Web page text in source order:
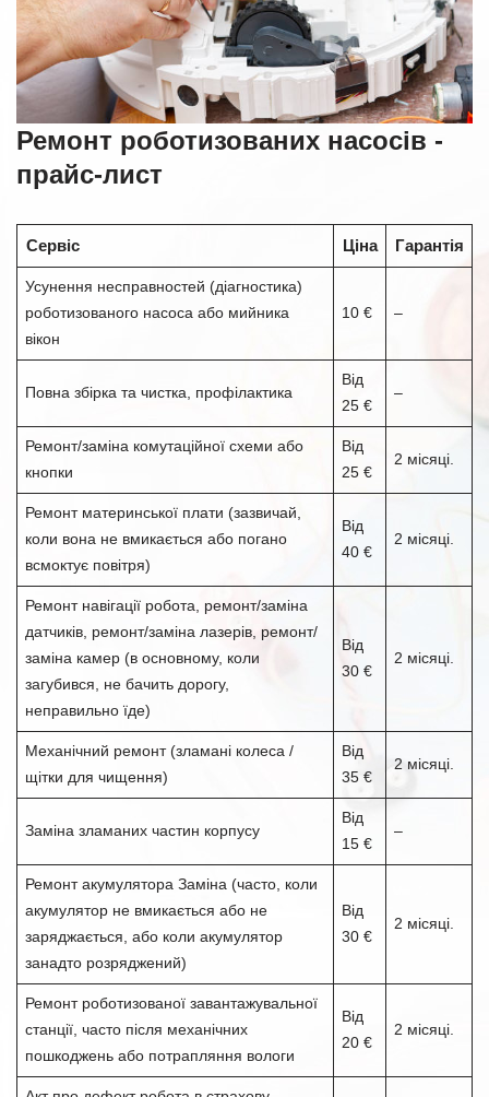
Ремонт роботизованих насосів -
прайс-лист
Сервіс Ціна Гарантія
Усунення несправностей (діагностика)
роботизованого насоса або мийника
вікон
10 € –
Повна збірка та чистка, профілактика
Від
25 €
–
Ремонт/заміна комутаційної схеми або
кнопки
Від
25 €
2 місяці.
Ремонт материнської плати (зазвичай,
коли вона не вмикається або погано
всмоктує повітря)
Від
40 €
2 місяці.
Ремонт навігації робота, ремонт/заміна
датчиків, ремонт/заміна лазерів, ремонт/
заміна камер (в основному, коли
загубився, не бачить дорогу,
неправильно їде)
Від
30 €
2 місяці.
Механічний ремонт (зламані колеса /
щітки для чищення)
Від
35 €
2 місяці.
Заміна зламаних частин корпусу
Від
15 €
–
Ремонт акумулятора Заміна (часто, коли
акумулятор не вмикається або не
заряджається, або коли акумулятор
занадто розряджений)
Від
30 €
2 місяці.
Ремонт роботизованої завантажувальної
станції, часто після механічних
пошкоджень або потрапляння вологи
Від
20 €
2 місяці.